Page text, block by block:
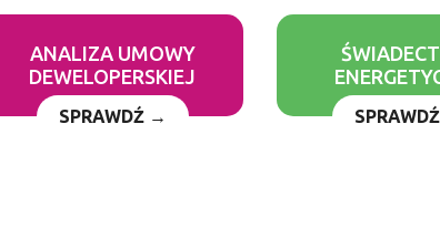
ANALIZA UMOWY
DEWELOPERSKIEJ
SPRAWDŹ →